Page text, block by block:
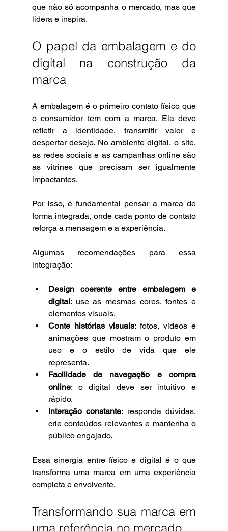
que não só acompanha o mercado, mas que
lidera e inspira.
O papel da embalagem e do
digital na construção da
marca
A embalagem é o primeiro contato físico que
o consumidor tem com a marca. Ela deve
refletir a identidade, transmitir valor e
despertar desejo. No ambiente digital, o site,
as redes sociais e as campanhas online são
as vitrines que precisam ser igualmente
impactantes.
Por isso, é fundamental pensar a marca de
forma integrada, onde cada ponto de contato
reforça a mensagem e a experiência.
Algumas recomendações para essa
integração:
Design coerente entre embalagem e
digital: use as mesmas cores, fontes e
elementos visuais.
Conte histórias visuais: fotos, vídeos e
animações que mostram o produto em
uso e o estilo de vida que ele
representa.
Facilidade de navegação e compra
online: o digital deve ser intuitivo e
rápido.
Interação constante: responda dúvidas,
crie conteúdos relevantes e mantenha o
público engajado.
Essa sinergia entre físico e digital é o que
transforma uma marca em uma experiência
completa e envolvente.
Transformando sua marca em